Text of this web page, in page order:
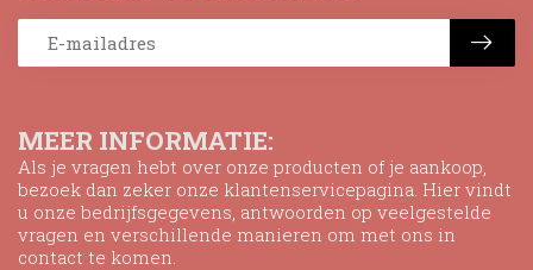
MEER INFORMATIE:
Als je vragen hebt over onze producten of je aankoop,
bezoek dan zeker onze klantenservicepagina. Hier vindt
u onze bedrijfsgegevens, antwoorden op veelgestelde
vragen en verschillende manieren om met ons in
contact te komen.